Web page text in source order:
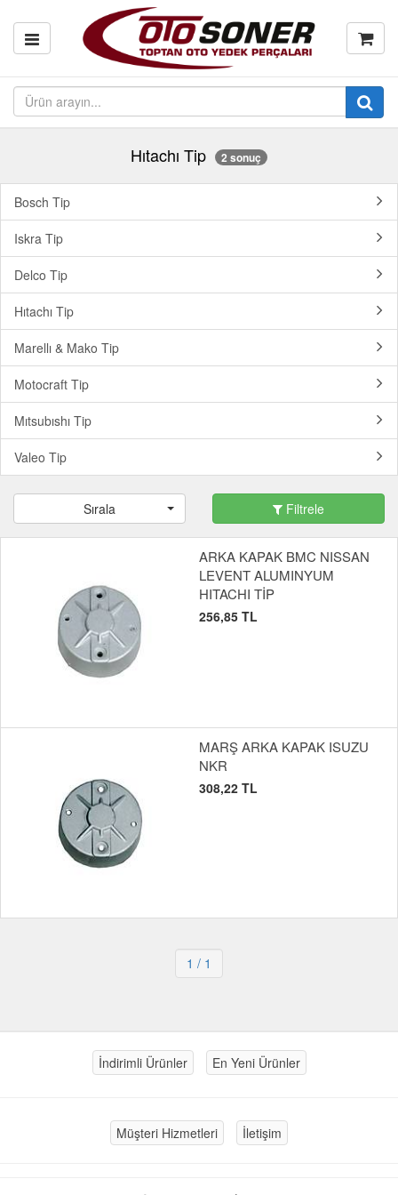
Hıtachı Tip 2 sonuç
Bosch Tip
Iskra Tip
Delco Tip
Hıtachı Tip
Marellı & Mako Tip
Motocraft Tip
Mıtsubıshı Tip
Valeo Tip
Sırala Filtrele
ARKA KAPAK BMC NISSAN
LEVENT ALUMINYUM
HITACHI TİP
256,85 TL
MARŞ ARKA KAPAK ISUZU
NKR
308,22 TL
1 / 1
İndirimli Ürünler En Yeni Ürünler
Müşteri Hizmetleri İletişim